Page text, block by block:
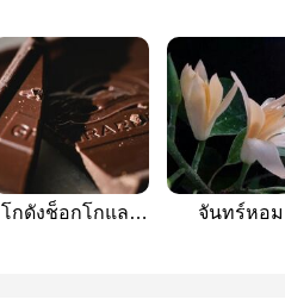
โกดังช็อกโกแลต
จันทร์หอม |